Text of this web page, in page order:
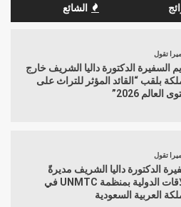
الشائع
تقول
السفيرة الدكتورة داليا الشريف خارج
بلقب “القائد المؤثر للتراث على
العالم 2026”
تقول
الدكتورة داليا الشريف مديرةً
للعلاقات الدولية بمنظمة UNMTC في
العربية السعودية